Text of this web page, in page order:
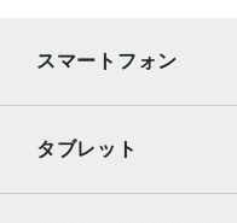
スマートフォン
タブレット